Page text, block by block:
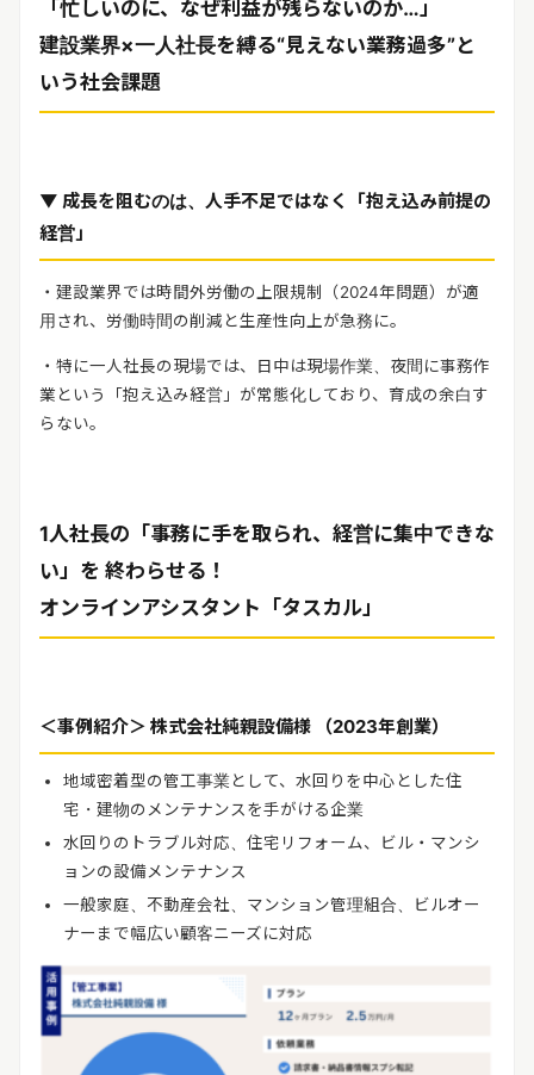
「忙しいのに、なぜ利益が残らないのか…」
建設業界×一人社長を縛る“見えない業務過多”と
いう社会課題
▼ 成長を阻むのは、人手不足ではなく「抱え込み前提の
経営」
・建設業界では時間外労働の上限規制（2024年問題）が適
用され、労働時間の削減と生産性向上が急務に。
・特に一人社長の現場では、日中は現場作業、夜間に事務作
業という「抱え込み経営」が常態化しており、育成の余白す
らない。
1人社長の「事務に手を取られ、経営に集中できな
い」を 終わらせる！
オンラインアシスタント「タスカル」
＜事例紹介＞ 株式会社純親設備様 （2023年創業）
地域密着型の管工事業として、水回りを中心とした住
宅・建物のメンテナンスを手がける企業
水回りのトラブル対応、住宅リフォーム、ビル・マンシ
ョンの設備メンテナンス
一般家庭、不動産会社、マンション管理組合、ビルオー
ナーまで幅広い顧客ニーズに対応